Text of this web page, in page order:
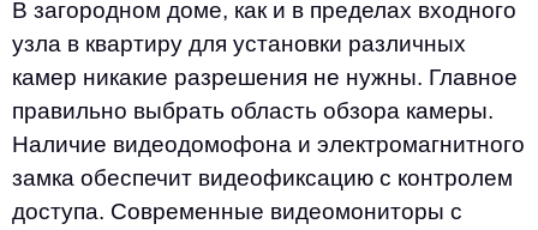
В загородном доме, как и в пределах входного
узла в квартиру для установки различных
камер никакие разрешения не нужны. Главное
правильно выбрать область обзора камеры.
Наличие видеодомофона и электромагнитного
замка обеспечит видеофиксацию с контролем
доступа. Современные видеомониторы с